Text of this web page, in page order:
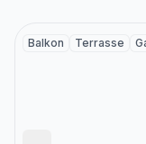
Balkon Terrasse